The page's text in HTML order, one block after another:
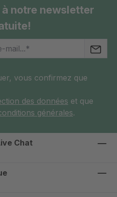
notre newsletter
vous confirmez que
des données et que
générales.
Chat